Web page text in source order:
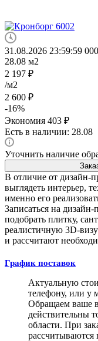
31.08.2026 23:59:59 000
28.08 м2
2 197 ₽
/м2
2 600 ₽
-16%
Экономия 403 ₽
Есть в наличии: 28.08
Уточнить наличие
В отличие от дизайн-
выглядеть интерьер,
именно его
Записаться на дизайн-
подобрать плитку,
реалистичную 3D-
и рассчитают
График поставок
Актуальную
телефону, или у
Обращаем ваше
действительны
области. При
рассчитываются